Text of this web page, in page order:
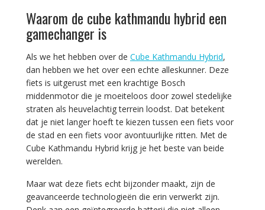
Waarom de cube kathmandu hybrid een
gamechanger is
Als we het hebben over de Cube Kathmandu Hybrid,
dan hebben we het over een echte alleskunner. Deze
fiets is uitgerust met een krachtige Bosch
middenmotor die je moeiteloos door zowel stedelijke
straten als heuvelachtig terrein loodst. Dat betekent
dat je niet langer hoeft te kiezen tussen een fiets voor
de stad en een fiets voor avontuurlijke ritten. Met de
Cube Kathmandu Hybrid krijg je het beste van beide
werelden.
Maar wat deze fiets echt bijzonder maakt, zijn de
geavanceerde technologieën die erin verwerkt zijn.